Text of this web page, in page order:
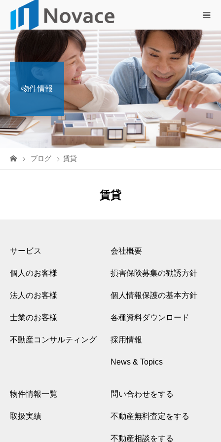
物件情報
ブログ 賃貸
賃貸
サービス
個人のお客様
法人のお客様
士業のお客様
不動産コンサルティング
会社概要
損害保険募集の勧誘方針
個人情報保護の基本方針
各種資料ダウンロード
採用情報
News & Topics
物件情報一覧
取扱実績
問い合わせをする
不動産無料査定をする
不動産相談をする